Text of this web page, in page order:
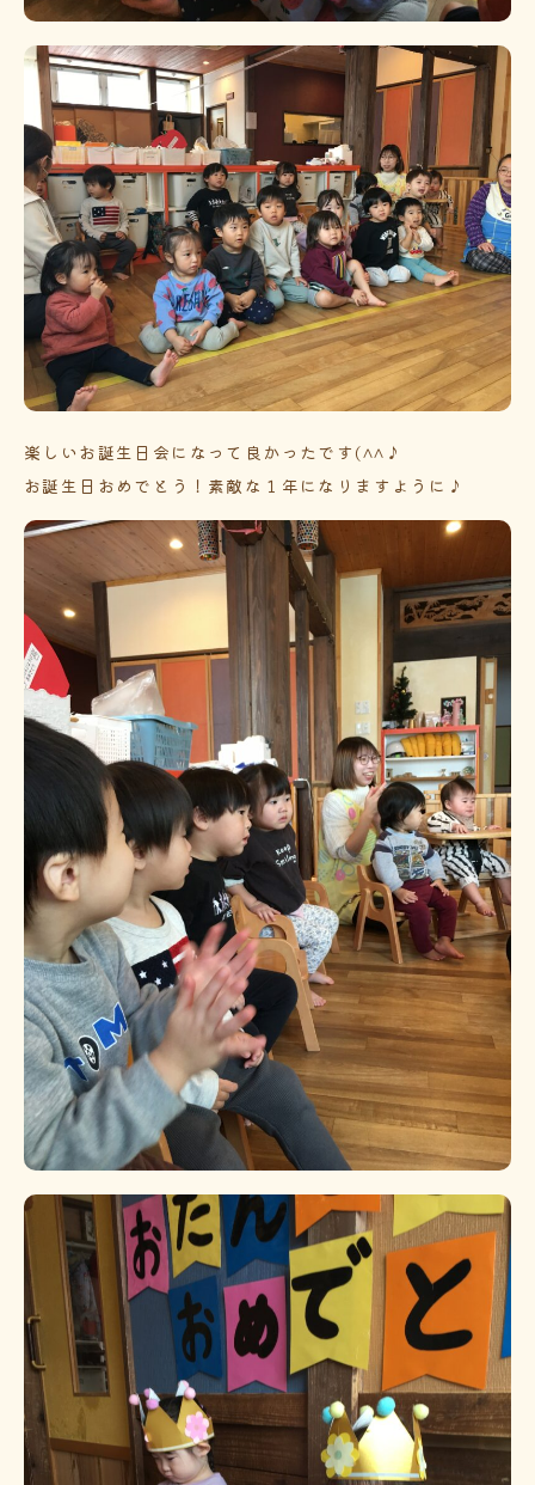
楽しいお誕生日会になって良かったです(^^♪
お誕生日おめでとう！素敵な１年になりますように♪